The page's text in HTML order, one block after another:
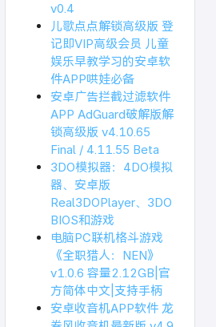
v0.4
儿歌点点解锁高级版 登
记即VIP高级会员 儿童
娱乐早教学习的安卓软
件APP哄娃必备
安卓广告拦截过滤软件
APP AdGuard破解版解
锁高级版 v4.10.65
Final / 4.11.55 Beta
3DO模拟器：4DO模拟
器、安卓版
Real3DOPlayer、3DO
BIOS和游戏
电脑PC联机格斗游戏
《全职猎人：NEN》
v1.0.6 容量2.12GB|官
方简体中文|支持手柄
安卓收音机APP软件 龙